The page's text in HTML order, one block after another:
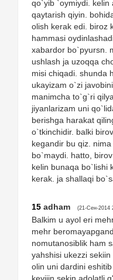
qo`yib `oymiydi. kelin
qaytarish qiyin.
olish kerak edi. biroz
hammasi
xabardor bo`pyursn.
ushlash ja uzoqqa
misi chiqadi. shunda
ukayizam o`zi
manimcha to`g`ri
jiyanlarizam uni
berishga harakat
o`tkinchidir. balki
kegandir bu qiz.
bo`maydi. hatto,
kelin bunaqa bo`lishi
kerak. ja shallaqi
15 adham (21-Сен-2014
Balkim u ayol eri
mehr
nomutanosiblik ham
yahshisi ukezzi
olin uni dardini